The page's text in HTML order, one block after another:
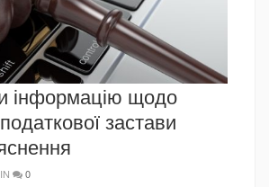
інформацію щодо
застави
0